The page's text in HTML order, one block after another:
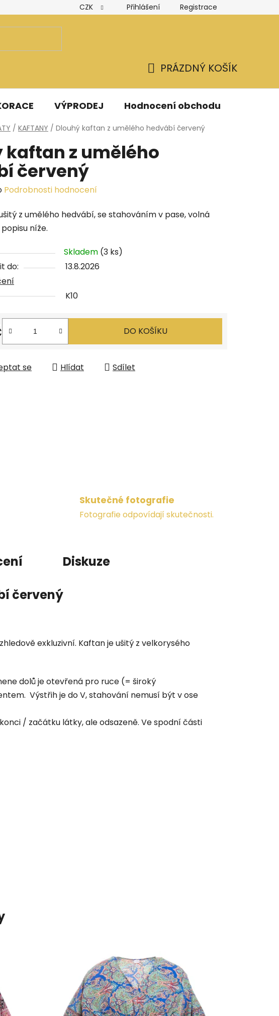
Hodnocení obchodu Obchodní podmínky
CZK Přihlášení Registrace
KOŠÍK
PRÁZDNÝ KOŠÍK
VÝPRODEJ Hodnocení obchodu
/ KAFTANY / Dlouhý kaftan z umělého hedvábí červený
kaftan z umělého
červený
Podrobnosti hodnocení
z umělého hedvábí, se stahováním v pase, volná
níže.
Skladem (3 ks)
do:
13.8.2026
K10
DO KOŠÍKU
se Hlídat Sdílet
Skutečné fotografie
Fotografie odpovídají skutečnosti.
Diskuze
červený
exkluzivní. Kaftan je ušitý z velkorysého
dolů je otevřená pro ruce (= široký
Výstřih je do V, stahování nemusí být v ose
/ začátku látky, ale odsazeně. Ve spodní části